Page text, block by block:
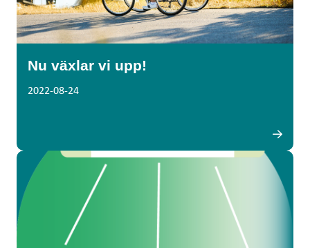
Nu växlar vi upp!
2022-08-24